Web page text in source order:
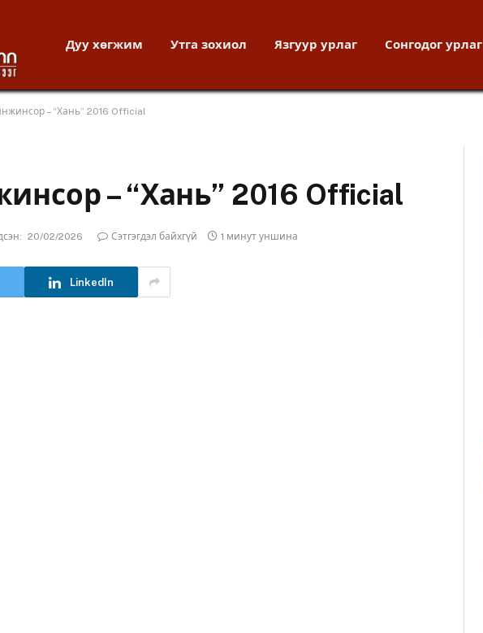
Дуу хөгжим Утга зохиол Язгуур урлаг Сонгодог урлаг
– “Хань” 2016 Official
– “Хань” 2016 Official
20/02/2026 Сэтгэгдэл байхгүй 1 минут уншина
LinkedIn